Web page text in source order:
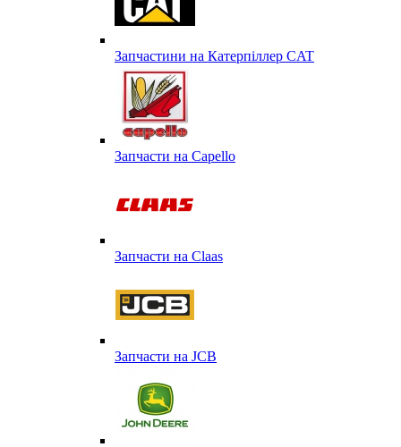
Запчастини на Катерпіллер CAT
Запчасти на Capello
Запчасти на Сlaas
Запчасти на JCB